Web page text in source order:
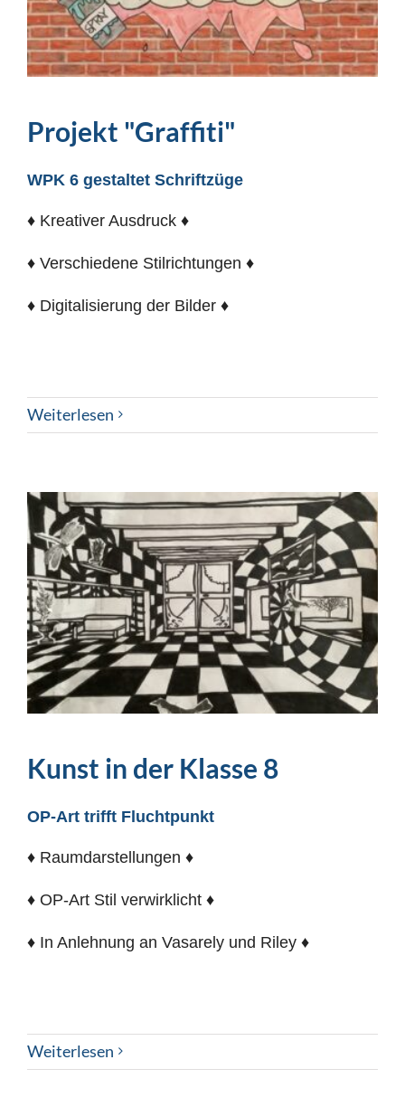
Projekt "Graffiti"
WPK 6 gestaltet Schriftzüge
♦ Kreativer Ausdruck ♦
♦ Verschiedene Stilrichtungen ♦
♦ Digitalisierung der Bilder ♦
Weiterlesen
Kunst in der Klasse 8
OP-Art trifft Fluchtpunkt
♦ Raumdarstellungen ♦
♦ OP-Art Stil verwirklicht ♦
♦ In Anlehnung an Vasarely und Riley ♦
Weiterlesen